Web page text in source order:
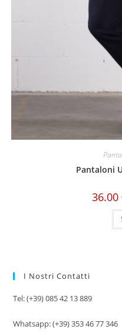
Pantaloni
36.00
I Nostri Contatti
Tel: (+39) 085 42 13 889
Whatsapp: (+39) 353 46 77 346